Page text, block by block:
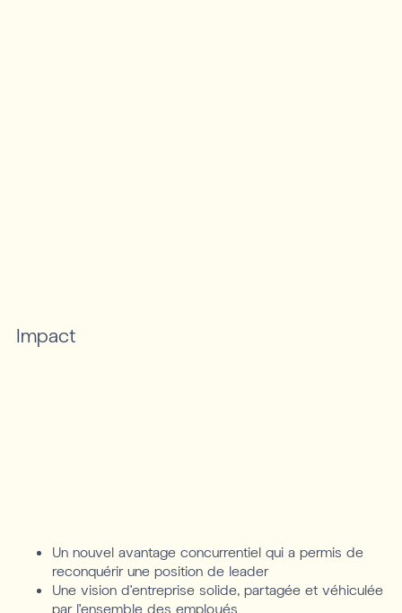
Impact
Un nouvel avantage concurrentiel qui a permis de
reconquérir une position de leader
Une vision d’entreprise solide, partagée et véhiculée
par l’ensemble des employés